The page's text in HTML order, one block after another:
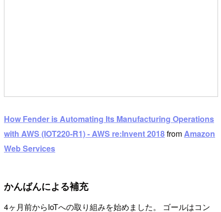
How Fender is Automating Its Manufacturing Operations
with AWS (IOT220-R1) - AWS re:Invent 2018fromAmazon
Web Services
かんばんによる補充
4ヶ月前からIoTへの取り組みを始めました。 ゴールはコン